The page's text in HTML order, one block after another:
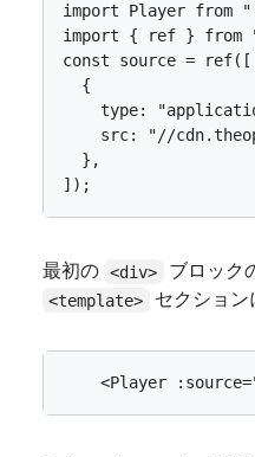
import Player from
import
{ ref } from
const
source = ref([
{
type:
src:
"//
},
]);
最初の <div> ブロック
<template> セクション
<Player :source=